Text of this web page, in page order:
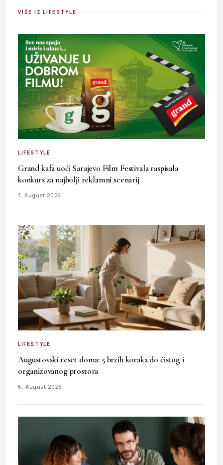
VIŠE IZ LIFESTYLE
LIFESTYLE
Grand kafa uoči Sarajevo Film Festivala raspisala
konkurs za najbolji reklamni scenarij
7. August 2026.
LIFESTYLE
Augustovski reset doma: 5 brzih koraka do čistog i
organizovanog prostora
6. August 2026.